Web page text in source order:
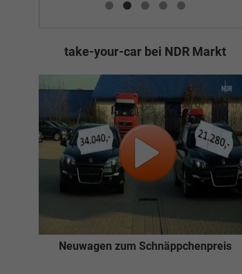
take-your-car bei NDR Markt
Neuwagen zum Schnäppchenpreis